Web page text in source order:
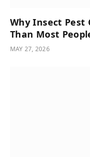
Why Insect
Than Most
MAY 27, 2026